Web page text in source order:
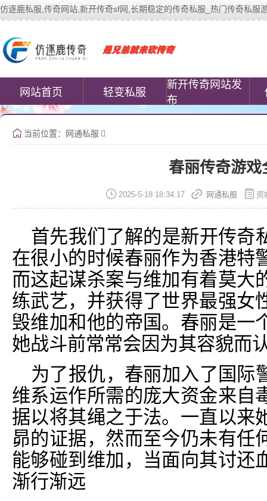
仿逐鹿私服,传奇网站,新开传奇sf网,长期稳定的传奇私服_热门传奇私服
网站首页 轻变私服
新开传奇网站发
布
当前位置： 网通私服
春丽传奇游戏
2025-5-18 18:34:17 网通私服 资
首先我们了解的是新开传奇
在很小的时候春丽作为香港特
而这起谋杀案与维加有着莫大
练武艺，并获得了世界最强女
毁维加和他的帝国。春丽是一
她战斗前常常会因为其容貌而
为了报仇，春丽加入了国际
维系运作所需的庞大资金来自
据以将其绳之于法。一直以来
昴的证据，然而至今仍未有任
能够碰到维加，当面向其讨还
渐行渐远